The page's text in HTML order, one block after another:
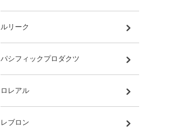
ルリーク
パシフィックプロダクツ
ロレアル
レブロン